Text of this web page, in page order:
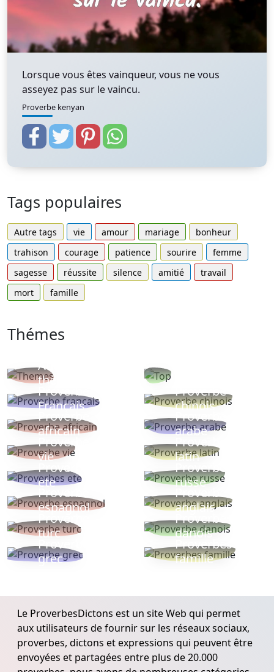
Lorsque vous êtes vainqueur, vous ne vous
asseyez pas sur le vaincu.
Proverbe kenyan
Tags populaires
Autre tags vie amour mariage
bonheur
trahison
courage patience sourire
femme
sagesse
réussite silence amitié
travail
mort
famille
Thémes
Autres
thèmes
Proverbe
Français
Proverbe
chinois
Proverbe
africain
Proverbe
arabe
Proverbe
vie
Proverbe
latin
Proverbes
ete
Proverbe
russe
Proverbe
espagnol
Proverbe
anglais
Proverbe
turc
Proverbe
danois
Proverbe
grec
Proverbes
famille
Le ProverbesDictons est un site Web qui permet
aux utilisateurs de fournir sur les réseaux sociaux,
proverbes, dictons et expressions qui peuvent être
envoyées et partagées entre plus de 20.000